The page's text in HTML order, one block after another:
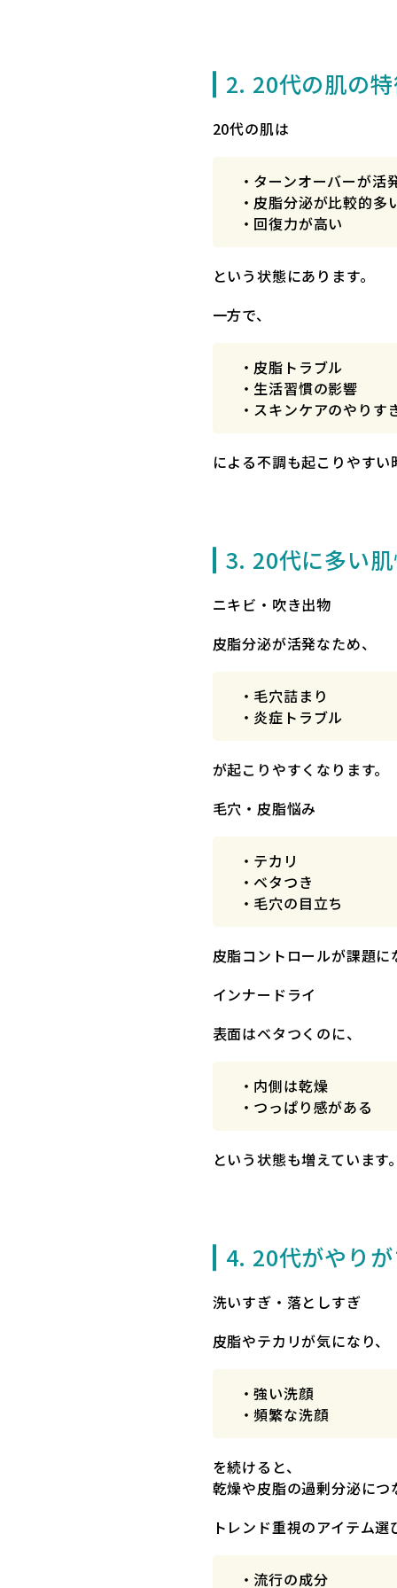
2. 20代の肌の
20代の肌は
・ターンオーバーが活
・皮脂分泌が比較的多
・回復力が高い
という状態にあります。
一方で、
・皮脂トラブル
・生活習慣の影響
・スキンケアのやりす
による不調も起こりやすい
3. 20代に多い
ニキビ・吹き出物
皮脂分泌が活発なため、
・毛穴詰まり
・炎症トラブル
が起こりやすくなります。
毛穴・皮脂悩み
・テカリ
・ベタつき
・毛穴の目立ち
皮脂コントロールが課題に
インナードライ
表面はベタつくのに、
・内側は乾燥
・つっぱり感がある
という状態も増えています。
4. 20代がやり
洗いすぎ・落としすぎ
皮脂やテカリが気になり、
・強い洗顔
・頻繁な洗顔
を続けると、
乾燥や皮脂の過剰分泌につ
トレンド重視のアイテム選
・流行の成分